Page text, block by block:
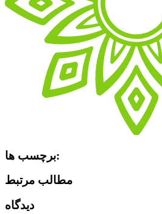
برچسب ها:
مطالب مرتبط
دیدگاه